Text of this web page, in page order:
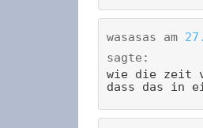
wasasas am
sagte:
wie die zeit
dass das in